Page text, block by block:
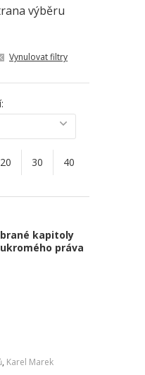
výběru
Vynulovat filtry
20 30 40
kapitoly
práva
, Karel Marek